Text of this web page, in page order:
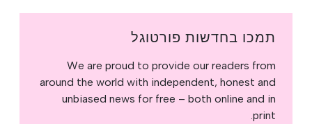
תמכו בחדשות פורטוגל
We are proud to provide our readers from
around the world with independent, honest and
unbiased news for free – both online and in
print.